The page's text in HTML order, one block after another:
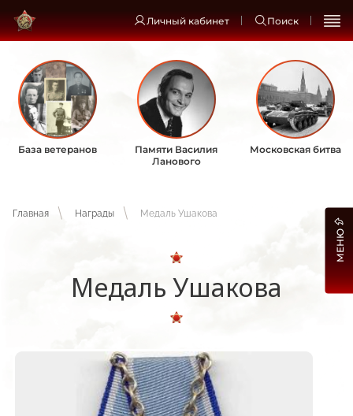
Личный кабинет Поиск
База ветеранов
Памяти Василия
Ланового
Московская битва
Главная Награды Медаль Ушакова
Медаль Ушакова
МЕНЮ